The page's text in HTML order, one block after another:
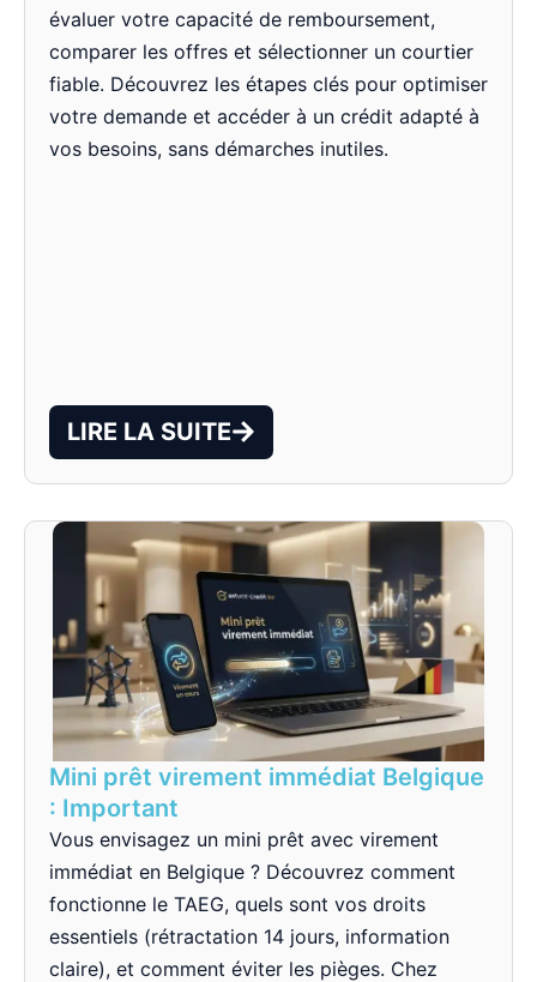
évaluer votre capacité de remboursement,
comparer les offres et sélectionner un courtier
fiable. Découvrez les étapes clés pour optimiser
votre demande et accéder à un crédit adapté à
vos besoins, sans démarches inutiles.
LIRE LA SUITE
Mini prêt virement immédiat Belgique
: Important
Vous envisagez un mini prêt avec virement
immédiat en Belgique ? Découvrez comment
fonctionne le TAEG, quels sont vos droits
essentiels (rétractation 14 jours, information
claire), et comment éviter les pièges. Chez